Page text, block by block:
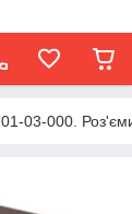
01-03-000.